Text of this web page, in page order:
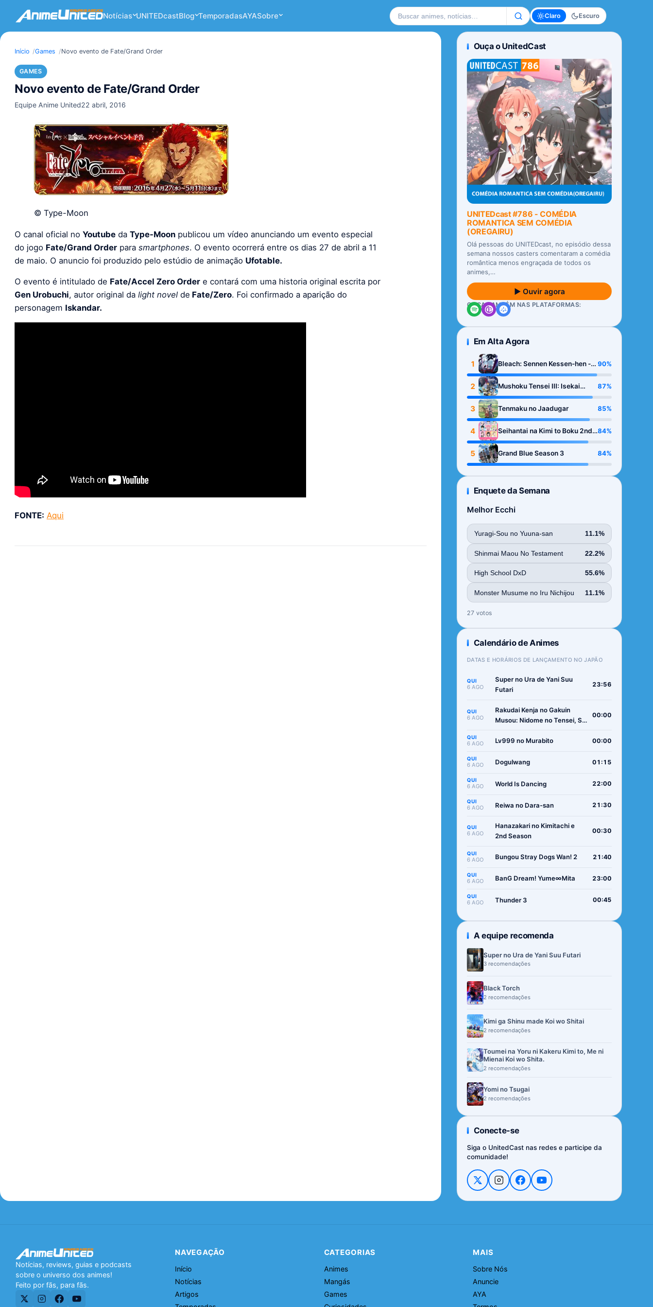
Notícias UNITEDcastBlog TemporadasAYASobre Buscar no site Claro Escuro
Início Games Novo evento de Fate/Grand Order
GAMES
Novo evento de Fate/Grand Order
Equipe Anime United22 abril, 2016
© Type-Moon
O canal oficial no Youtube da Type-Moon publicou um vídeo anunciando um evento especial
do jogo Fate/Grand Order para smartphones. O evento ocorrerá entre os dias 27 de abril a 11
de maio. O anuncio foi produzido pelo estúdio de animação Ufotable.
O evento é intitulado de Fate/Accel Zero Order e contará com uma historia original escrita por
Gen Urobuchi, autor original da light novel de Fate/Zero. Foi confirmado a aparição do
personagem Iskandar.
FONTE: Aqui
Ouça o UnitedCast
UNITEDcast #786 - COMÉDIA
ROMANTICA SEM COMÉDIA
(OREGAIRU)
Olá pessoas do UNITEDcast, no episódio dessa
semana nossos casters comentaram a comédia
romântica menos engraçada de todos os
animes,…
▶ Ouvir agora
OUÇA TAMBÉM NAS PLATAFORMAS:
Em Alta Agora
1
Bleach: Sennen Kessen-hen -
Kashin-tan
90%
2
Mushoku Tensei III: Isekai
Ittara Honki Dasu
87%
3 Tenmaku no Jaadugar 85%
4
Seihantai na Kimi to Boku 2nd
Season
84%
5 Grand Blue Season 3 84%
Enquete da Semana
Melhor Ecchi
Yuragi-Sou no Yuuna-san 11.1%
Shinmai Maou No Testament 22.2%
High School DxD 55.6%
Monster Musume no Iru Nichijou 11.1%
27 votos
Calendário de Animes
DATAS E HORÁRIOS DE LANÇAMENTO NO JAPÃO
QUI
6 AGO
Super no Ura de Yani Suu
Futari
23:56
QUI
6 AGO
Rakudai Kenja no Gakuin
Musou: Nidome no Tensei, S-
Boukenroku
00:00
QUI
6 AGO Lv999 no Murabito 00:00
QUI
6 AGO Dogulwang 01:15
QUI
6 AGO World Is Dancing 22:00
QUI
6 AGO Reiwa no Dara-san 21:30
QUI
6 AGO
Hanazakari no Kimitachi e
2nd Season
00:30
QUI
6 AGO Bungou Stray Dogs Wan! 2 21:40
QUI
6 AGO BanG Dream! Yume∞Mita 23:00
QUI
6 AGO Thunder 3 00:45
A equipe recomenda
Super no Ura de Yani Suu Futari
3 recomendações
Black Torch
2 recomendações
Kimi ga Shinu made Koi wo Shitai
2 recomendações
Toumei na Yoru ni Kakeru Kimi to, Me ni
Mienai Koi wo Shita.
2 recomendações
Yomi no Tsugai
2 recomendações
Conecte-se
Siga o UnitedCast nas redes e participe da
comunidade!
Notícias, reviews, guias e podcasts
sobre o universo dos animes!
Feito por fãs, para fãs.
NAVEGAÇÃO
Início
Notícias
Artigos
CATEGORIAS
Animes
Mangás
Games
MAIS
Sobre Nós
Anuncie
AYA